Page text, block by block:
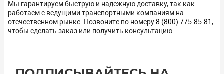
Мы гарантируем быструю и надежную доставку, так как
работаем с ведущими транспортными компаниям на
отечественном рынке. Позвоните по номеру8 (800) 775-85-81,
чтобы сделать заказ или получить консультацию.